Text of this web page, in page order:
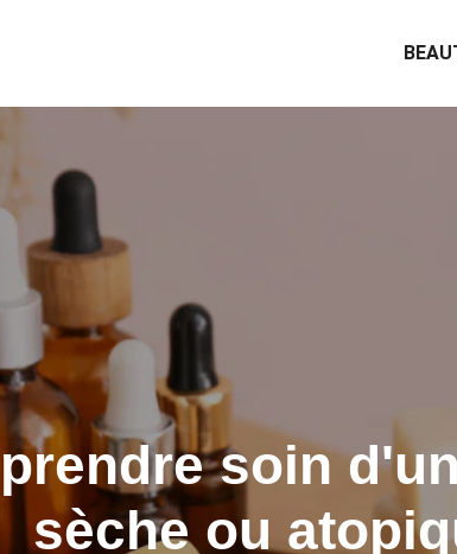
soin
sèche ou